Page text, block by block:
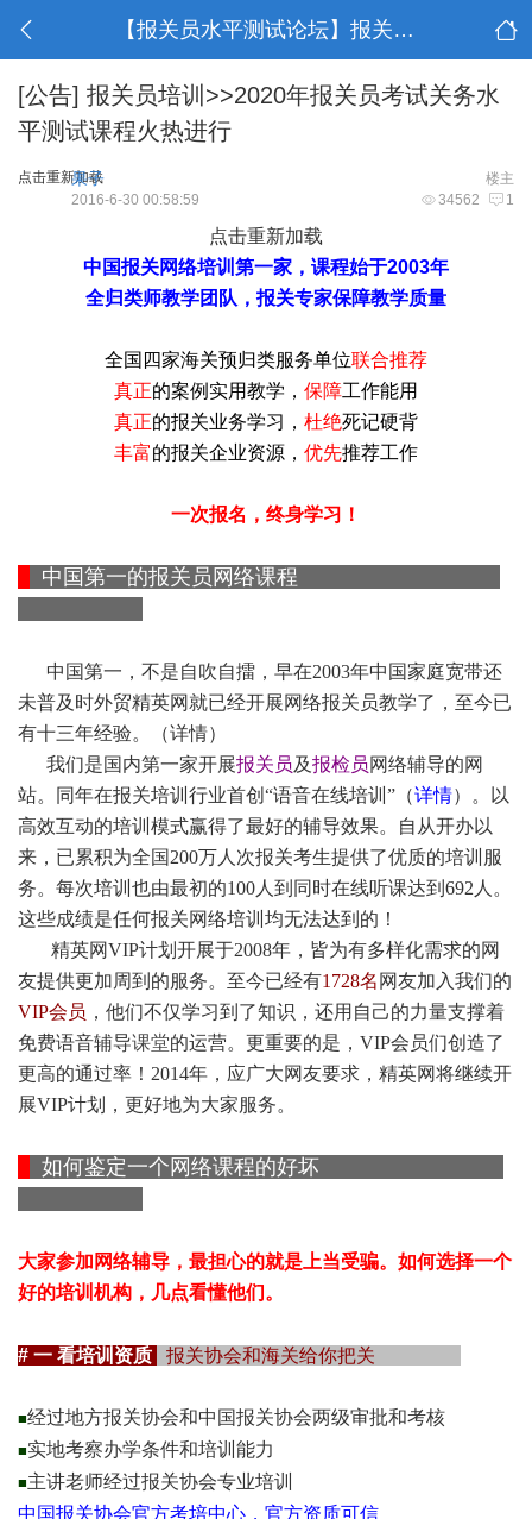
【报关员水平测试论坛】报关员考试
[公告] 报关员培训>>2020年报关员考试关务水
平测试课程火热进行
点击重新加载 楼主
果子
34562 1
2016-6-30 00:58:59
点击重新加载
中国报关网络培训第一家，课程始于2003年
全归类师教学团队，报关专家保障教学质量
全国四家海关预归类服务单位联合推荐
真正的案例 实用教学 ， 保障工作能用
真正的报关业务学习， 杜绝死记硬背
丰富的报关企业资源， 优先推荐工作
一次报名，终身学习！
中国第一的报关员网络课程
中国第一，不是自吹自擂，早在2003年中国家庭宽带还
未普及时外贸精英网就已经开展网络报关员教学了，至今已
有十三年经验。
（详情）
我们是国内第一家开展报关员及报检员网络辅导的网
站。同年在报关培训行业首创“语音在线培训”（详情）。以
高效互动的培训模式赢得了最好的辅导效果。自从开办以
来，已累积为全国200万人次报关考生提供了优质的培训服
务。每次培训也由最初的100人到同时在线听课达到692人。
这些成绩是任何报关网络培训均无法达到的！
精英网VIP计划开展于2008年，皆为有多样化需求的网
友提供更加周到的服务。至今已经有1728名 网友加入我们的
VIP会员 ，他们不仅学习到了知识，还用自己的力量支撑着
免费语音辅导课堂的运营。更重要的是，VIP会员们创造了
更高的通过率！2014年，应广大网友要求，精英网将继续开
展VIP计划，更好地为大家服务。
如何鉴定一个网络课程的好坏
大家参加网络辅导，最担心的就是上当受骗。如何选择一个
好的培训机构，几点看懂他们。
# 一 看培训资质 报关协会和海关给你把关
■经过地方报关协会和中国报关协会两级审批和考核
■实地考察办学条件和培训能力
■主讲老师经过报关协会专业培训
中国报关协会官方考培中心，官方资质可信